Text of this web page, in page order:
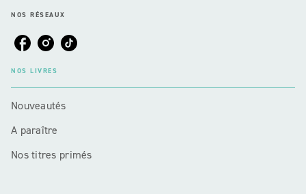
NOS RÉSEAUX
NOS LIVRES
Nouveautés
A paraître
Nos titres primés